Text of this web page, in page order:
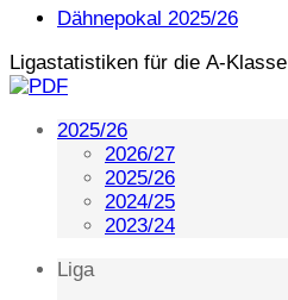
Dähnepokal 2025/26
Ligastatistiken für die A-Klasse
2025/26
2026/27
2025/26
2024/25
2023/24
Liga